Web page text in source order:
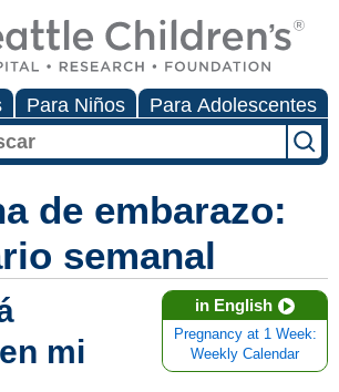
Para Niños Para Adolescentes
de embarazo:
semanal
in English
Pregnancy at 1 Week:
Weekly Calendar
mi